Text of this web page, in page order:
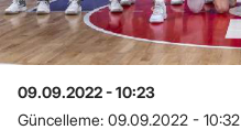
09.09.2022 - 10:23
Güncelleme: 09.09.2022 - 10:32